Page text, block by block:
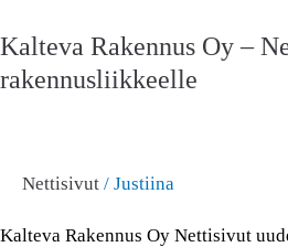
Kalteva Rakennus Oy –
rakennusliikkeelle
Nettisivut / Justiina
Kalteva Rakennus Oy Nettisivut
–
Nettisivut